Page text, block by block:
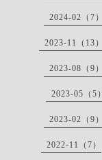
2024-02（7）
2023-11（13）
2023-08（9）
2023-05（5）
2023-02（9）
2022-11（7）